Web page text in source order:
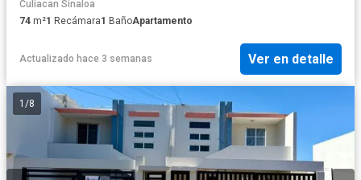
Culiacan Sinaloa
74 m²1 Recámara1 BañoApartamento
Actualizado hace 3 semanas Ver en detalle
1 /8